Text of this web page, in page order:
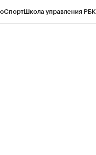
СпортШкола управления РБК